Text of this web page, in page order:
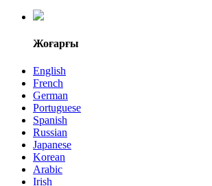
Жоғарғы
English
French
German
Portuguese
Spanish
Russian
Japanese
Korean
Arabic
Irish